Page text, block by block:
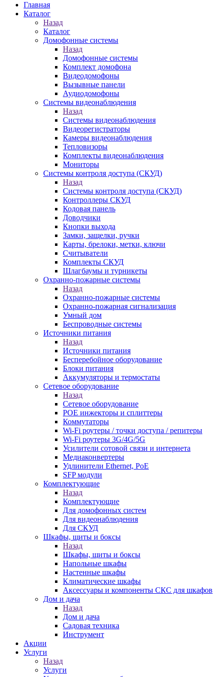
Главная
Каталог
Назад
Каталог
Домофонные системы
Назад
Домофонные системы
Комплект домофона
Видеодомофоны
Вызывные панели
Аудиодомофоны
Системы видеонаблюдения
Назад
Системы видеонаблюдения
Видеорегистраторы
Камеры видеонаблюдения
Тепловизоры
Комплекты видеонаблюдения
Мониторы
Системы контроля доступа (СКУД)
Назад
Системы контроля доступа (СКУД)
Контроллеры СКУД
Кодовая панель
Доводчики
Кнопки выхода
Замки, защелки, ручки
Карты, брелоки, метки, ключи
Считыватели
Комплекты СКУД
Шлагбаумы и турникеты
Охранно-пожарные системы
Назад
Охранно-пожарные системы
Охранно-пожарная сигнализация
Умный дом
Беспроводные системы
Источники питания
Назад
Источники питания
Бесперебойное оборудование
Блоки питания
Аккумуляторы и термостаты
Сетевое оборудование
Назад
Сетевое оборудование
POE инжекторы и сплиттеры
Коммутаторы
Wi-Fi роутеры / точки доступа / репитеры
Wi-Fi роутеры 3G/4G/5G
Усилители сотовой связи и интернета
Медиаконвертеры
Удлинители Ethernet, PoE
SFP модули
Комплектующие
Назад
Комплектующие
Для домофонных систем
Для видеонаблюдения
Для СКУД
Шкафы, щиты и боксы
Назад
Шкафы, щиты и боксы
Напольные шкафы
Настенные шкафы
Климатические шкафы
Аксессуары и компоненты СКС для шкафов
Дом и дача
Назад
Дом и дача
Садовая техника
Инструмент
Акции
Услуги
Назад
Услуги